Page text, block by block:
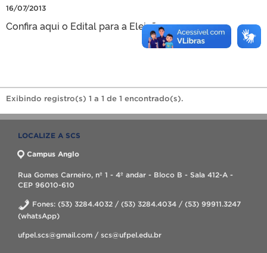
16/07/2013
Confira aqui o Edital para a Eleição.
Exibindo registro(s) 1 a 1 de 1 encontrado(s).
LOCALIZE A SCS
Campus Anglo
Rua Gomes Carneiro, nº 1 - 4º andar - Bloco B - Sala 412-A -
CEP 96010-610
Fones: (53) 3284.4032 / (53) 3284.4034 / (53) 99911.3247
(whatsApp)
ufpel.scs@gmail.com / scs@ufpel.edu.br